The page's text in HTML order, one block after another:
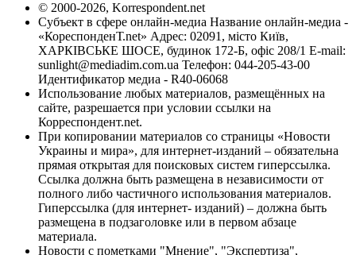
© 2000-2026, Korrespondent.net
Субъект в сфере онлайн-медиа Название онлайн-медиа -
«КореспонденТ.net» Адрес: 02091, місто Київ,
ХАРКІВСЬКЕ ШОСЕ, будинок 172-Б, офіс 208/1 E-mail:
sunlight@mediadim.com.ua Телефон: 044-205-43-00
Идентификатор медиа - R40-06068
Использование любых материалов, размещённых на
сайте, разрешается при условии ссылки на
Корреспондент.net.
При копировании материалов со страницы «Новости
Украины и мира», для интернет-изданий – обязательна
прямая открытая для поисковых систем гиперссылка.
Ссылка должна быть размещена в независимости от
полного либо частичного использования материалов.
Гиперссылка (для интернет- изданий) – должна быть
размещена в подзаголовке или в первом абзаце
материала.
Новости с пометками "Мнение", "Экспертиза",